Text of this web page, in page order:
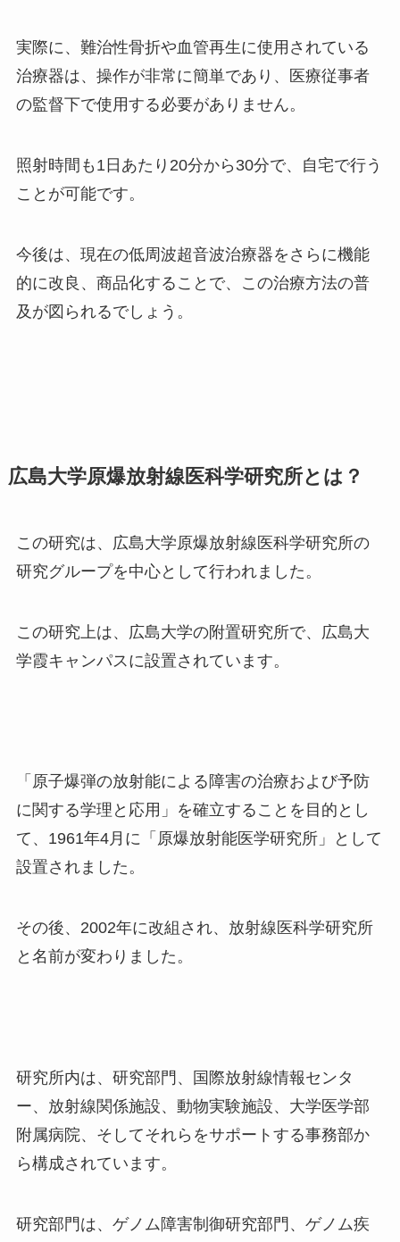
実際に、難治性骨折や血管再生に使用されている
治療器は、操作が非常に簡単であり、医療従事者
の監督下で使用する必要がありません。
照射時間も 1日あたり 20分から 30分で、自宅で行う
ことが可能です。
今後は、現在の低周波超音波治療器をさらに機能
的に改良、商品化することで、この治療方法の普
及が図られるでしょう。
広島大学原爆放射線医科学研究所とは？
この研究は、広島大学原爆放射線医科学研究所の
研究グループを中心として行われました。
この研究上は、広島大学の附置研究所で、広島大
学霞キャンパスに設置されています。
「原子爆弾の放射能による障害の治療および予防
に関する学理と応用」を確立することを目的とし
て、 1961年4月に「原爆放射能医学研究所」として
設置されました。
その後、 2002年に改組され、放射線医科学研究所
と名前が変わりました。
研究所内は、研究部門、国際放射線情報センタ
ー、放射線関係施設、動物実験施設、大学医学部
附属病院、そしてそれらをサポートする事務部か
ら構成されています。
研究部門は、ゲノム障害制御研究部門、ゲノム疾